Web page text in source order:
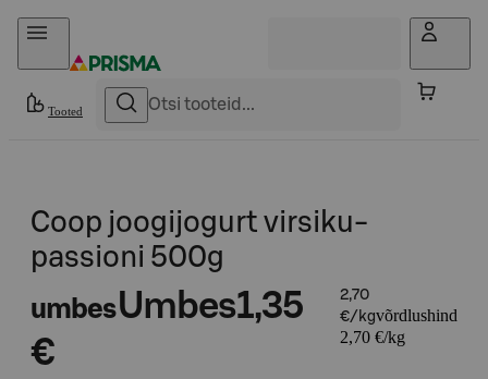
Otse sisu juurde
Tooted
Coop joogijogurt virsiku-
passioni 500g
umbesUmbes1,35
€
2,70
€/kgvõrdlushind
2,70 €/kg